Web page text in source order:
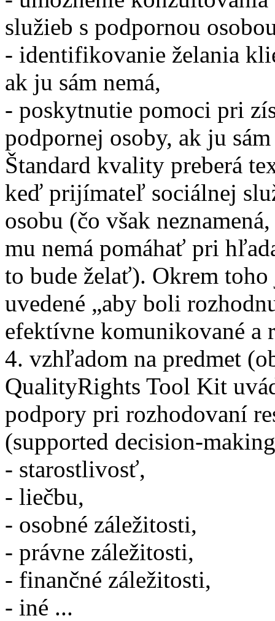
služieb s podpornou
- identifikovanie želania
ak ju sám nemá,
- poskytnutie pomoci pri
podpornej osoby, ak ju sám
Štandard kvality preberá
keď prijímateľ sociálnej
osobu (čo však
mu nemá pomáhať pri
to bude želať). Okrem
uvedené „aby boli
efektívne komunikované a
4. vzhľadom na predmet
QualityRights Tool Kit
podpory pri rozhodovaní
(supported decision-
- starostlivosť,
- liečbu,
- osobné záležitosti,
- právne záležitosti,
- finančné záležitosti,
- iné ...